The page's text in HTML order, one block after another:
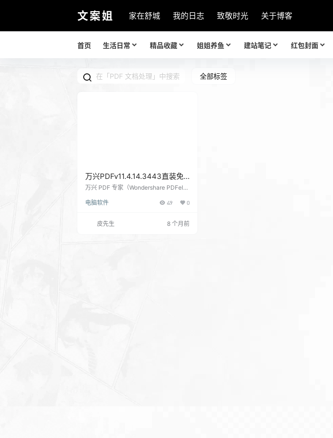
文案姐 家在舒城 我的日志 致敬时光 关于博客
首页 生活日常 精品收藏 姐姐养鱼 建站笔记 红包封面
全部标签
万兴PDFv11.4.14.3443直装免
激活绿色版（国产全能PDF编辑
万兴 PDF 专家（Wondershare PDFele
具，为用户提供了覆盖 PDF 全生命周期
版，聚焦于 PDF 文档的核心处理需求，
能够高效完成 PDF 的创建、编辑、格式
电脑软件 49 0
皮先生 8 个月前